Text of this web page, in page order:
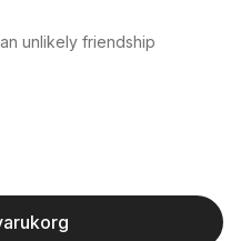
unlikely friendship